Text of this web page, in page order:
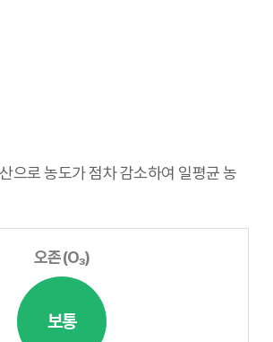
으로 농도가 점차 감소하여 일평균 농
오존(O₃)
보통